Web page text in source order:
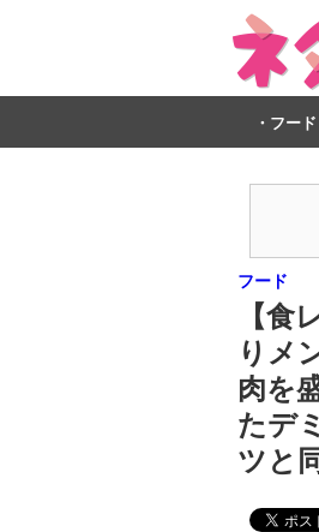
フード
フード
【食
りメ
肉を
たデ
ツと